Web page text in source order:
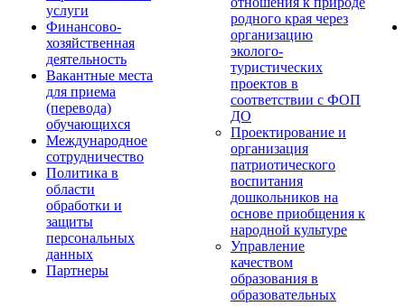
услуги
Финансово-
хозяйственная
деятельность
Вакантные места
для приема
(перевода)
обучающихся
Международное
сотрудничество
Политика в
области
обработки и
защиты
персональных
данных
Партнеры
родного края через
организацию
эколого-
туристических
проектов в
соответствии с ФОП
ДО
Проектирование и
организация
патриотического
воспитания
дошкольников на
основе приобщения к
народной культуре
Управление
качеством
образования в
образовательных